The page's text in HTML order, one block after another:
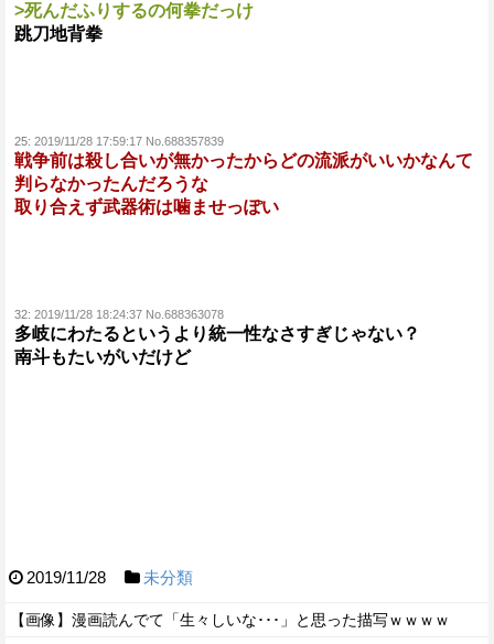
>死んだふりするの何拳だっけ
跳刀地背拳
25: 2019/11/28 17:59:17 No.688357839
戦争前は殺し合いが無かったからどの流派がいいかなんて
判らなかったんだろうな
取り合えず武器術は噛ませっぽい
32: 2019/11/28 18:24:37 No.688363078
多岐にわたるというより統一性なさすぎじゃない？
南斗もたいがいだけど
2019/11/28 未分類
【画像】漫画読んでて「生々しいな･･･」と思った描写ｗｗｗｗ